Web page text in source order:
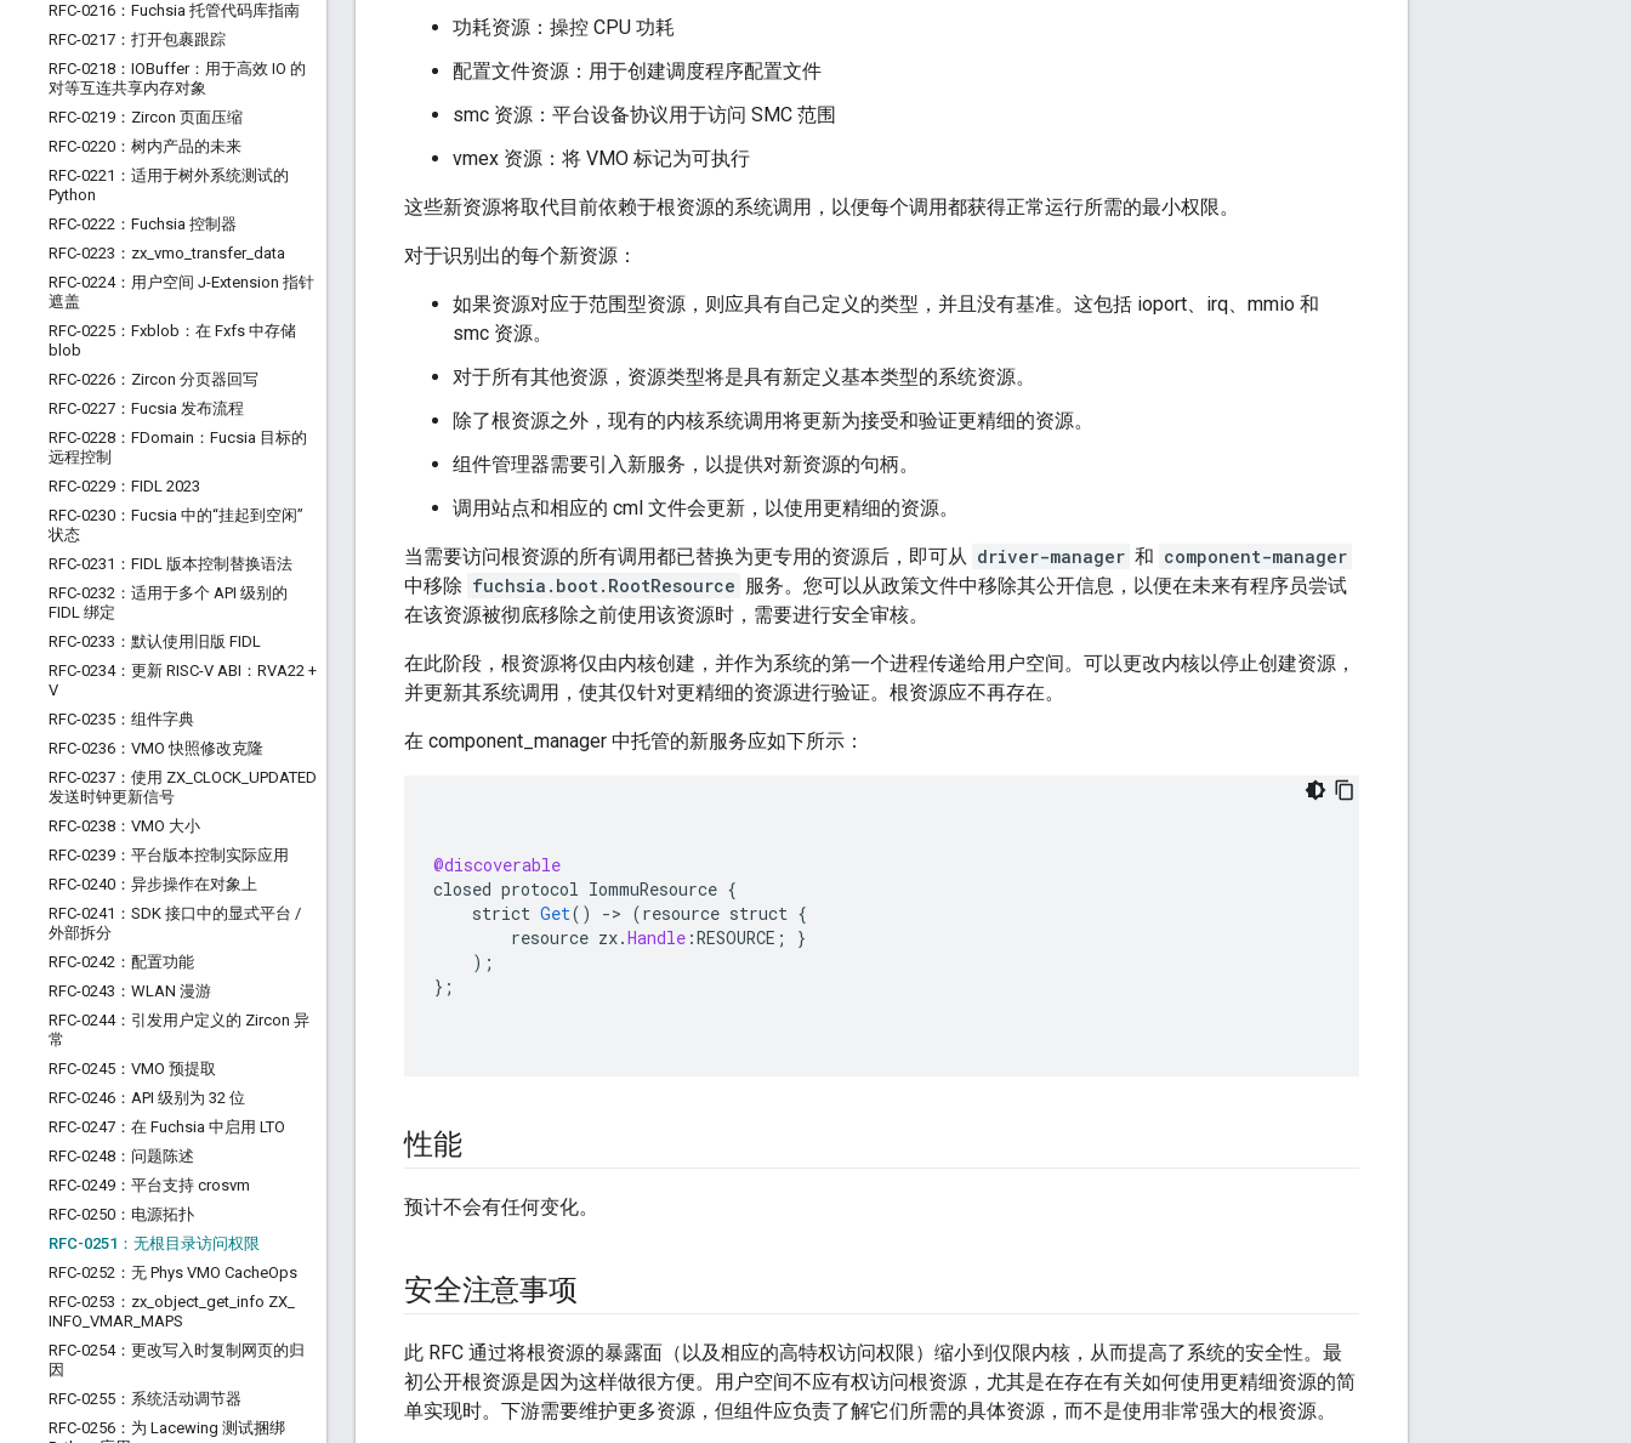
RFC-0216：Fuchsia 托管代码库指南
RFC-0217：打开包裹跟踪
RFC-0218：IOBuffer：用于高效 IO 的
对等互连共享内存对象
RFC-0219：Zircon 页面压缩
RFC-0220：树内产品的未来
RFC-0221：适用于树外系统测试的
Python
RFC-0222：Fuchsia 控制器
RFC-0223：zx vmo _transfer_ data
RFC-0224：用户空间 J-Extension 指针
遮盖
RFC-0225：Fxblob：在 Fxfs 中存储
blob
RFC-0226：Zircon 分页器回写
RFC-0227：Fucsia 发布流程
RFC-0228：FDomain：Fucsia 目标的
远程控制
RFC-0229：FIDL 2023
RFC-0230：Fucsia 中的“挂起到空闲”
状态
RFC-0231：FIDL 版本控制替换语法
RFC-0232：适用于多个 API 级别的
FIDL 绑定
RFC-0233：默认使用旧版 FIDL
RFC-0234：更新 RISC-V ABI：RVA22 +
V
RFC-0235：组件字典
RFC-0236：VMO 快照修改克隆
RFC-0237：使用 ZX CLOCK UPDATED
发送时钟更新信号
RFC-0238：VMO 大小
RFC-0239：平台版本控制实际应用
RFC-0240：异步操作在对象上
RFC-0241：SDK 接口中的显式平台 /
外部拆分
RFC-0242：配置功能
RFC-0243：WLAN 漫游
RFC-0244：引发用户定义的 Zircon 异
常
RFC-0245：VMO 预提取
RFC-0246：API 级别为 32 位
RFC-0247：在 Fuchsia 中启用 LTO
RFC-0248：问题陈述
RFC-0249：平台支持 crosvm
RFC-0250：电源拓扑
RFC-0251：无根目录访问权限
RFC-0252：无 Phys VMO CacheOps
RFC-0253：zx object get info ZX
INFO VMAR MAPS
RFC-0254：更改写入时复制网页的归
因
RFC-0255：系统活动调节器
RFC-0256：为 Lacewing 测试捆绑
功耗资源：操控 CPU 功耗
配置文件资源：用于创建调度程序配置文件
smc 资源：平台设备协议用于访问 SMC 范围
vmex 资源：将 VMO 标记为可执行
这些新资源将取代目前依赖于根资源的系统调用，以便每个调用都获得正常运行所需的最小权限。
对于识别出的每个新资源：
如果资源对应于范围型资源，则应具有自己定义的类型，并且没有基准。这包括 ioport、irq、mmio 和
smc 资源。
对于所有其他资源，资源类型将是具有新定义基本类型的系统资源。
除了根资源之外，现有的内核系统调用将更新为接受和验证更精细的资源。
组件管理器需要引入新服务，以提供对新资源的句柄。
调用站点和相应的 cml 文件会更新，以使用更精细的资源。
当需要访问根资源的所有调用都已替换为更专用的资源后，即可从 driver-manager 和 component-manager
中移除 fuchsia.boot.RootResource 服务。您可以从政策文件中移除其公开信息，以便在未来有程序员尝试
在该资源被彻底移除之前使用该资源时，需要进行安全审核。
在此阶段，根资源将仅由内核创建，并作为系统的第一个进程传递给用户空间。可以更改内核以停止创建资源，
并更新其系统调用，使其仅针对更精细的资源进行验证。根资源应不再存在。
在 component_manager 中托管的新服务应如下所示：
@discoverable
closed protocol IommuResource {
strict Get() -> (resource struct {
resource zx.Handle :RESOURCE ;
}
);
} ;
性能
预计不会有任何变化。
安全注意事项
此 RFC 通过将根资源的暴露面（以及相应的高特权访问权限）缩小到仅限内核，从而提高了系统的安全性。最
初公开根资源是因为这样做很方便。用户空间不应有权访问根资源，尤其是在存在有关如何使用更精细资源的简
单实现时。下游需要维护更多资源，但组件应负责了解它们所需的具体资源，而不是使用非常强大的根资源。